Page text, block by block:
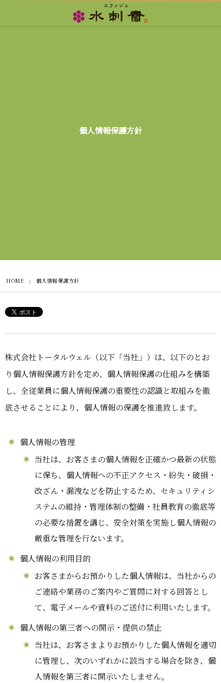
個人情報保護方針
HOME 個人情報保護方針
株式会社トータルウェル（以下「当社」）は、以下のとお
り個人情報保護方針を定め、個人情報保護の仕組みを構築
し、全従業員に個人情報保護の重要性の認識と取組みを徹
底させることにより、個人情報の保護を推進致します。
個人情報の管理
当社は、お客さまの個人情報を正確かつ最新の状態
に保ち、個人情報への不正アクセス・紛失・破損・
改ざん・漏洩などを防止するため、セキュリティシ
ステムの維持・管理体制の整備・社員教育の徹底等
の必要な措置を講じ、安全対策を実施し個人情報の
厳重な管理を行ないます。
個人情報の利用目的
お客さまからお預かりした個人情報は、当社からの
ご連絡や業務のご案内やご質問に対する回答とし
て、電子メールや資料のご送付に利用いたします。
個人情報の第三者への開示・提供の禁止
当社は、お客さまよりお預かりした個人情報を適切
に管理し、次のいずれかに該当する場合を除き、個
人情報を第三者に開示いたしません。